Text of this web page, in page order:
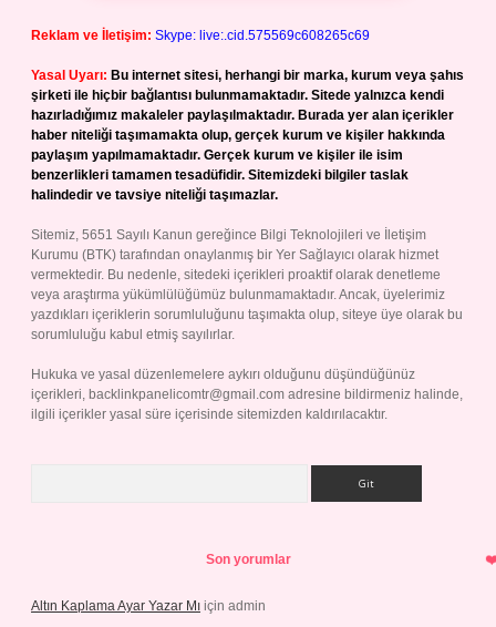
Reklam ve İletişim: Skype: live:.cid.575569c608265c69
Yasal Uyarı: Bu internet sitesi, herhangi bir marka, kurum veya şahıs
şirketi ile hiçbir bağlantısı bulunmamaktadır. Sitede yalnızca kendi
hazırladığımız makaleler paylaşılmaktadır. Burada yer alan içerikler
haber niteliği taşımamakta olup, gerçek kurum ve kişiler hakkında
paylaşım yapılmamaktadır. Gerçek kurum ve kişiler ile isim
benzerlikleri tamamen tesadüfidir. Sitemizdeki bilgiler taslak
halindedir ve tavsiye niteliği taşımazlar.
Sitemiz, 5651 Sayılı Kanun gereğince Bilgi Teknolojileri ve İletişim
Kurumu (BTK) tarafından onaylanmış bir Yer Sağlayıcı olarak hizmet
vermektedir. Bu nedenle, sitedeki içerikleri proaktif olarak denetleme
veya araştırma yükümlülüğümüz bulunmamaktadır. Ancak, üyelerimiz
yazdıkları içeriklerin sorumluluğunu taşımakta olup, siteye üye olarak bu
sorumluluğu kabul etmiş sayılırlar.
Hukuka ve yasal düzenlemelere aykırı olduğunu düşündüğünüz
içerikleri, backlinkpanelicomtr@gmail.com adresine bildirmeniz halinde,
ilgili içerikler yasal süre içerisinde sitemizden kaldırılacaktır.
Son yorumlar
Altın Kaplama Ayar Yazar Mı için admin